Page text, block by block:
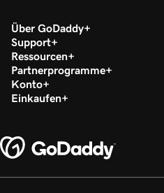
Über GoDaddy
Support
Ressourcen
Partnerprogramme
Konto
Einkaufen